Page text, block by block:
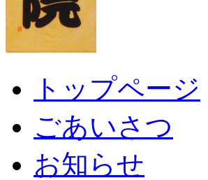
トップページ
ごあいさつ
お知らせ